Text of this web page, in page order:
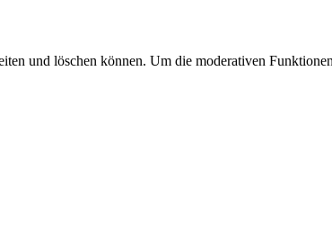
und löschen können. Um die moderativen